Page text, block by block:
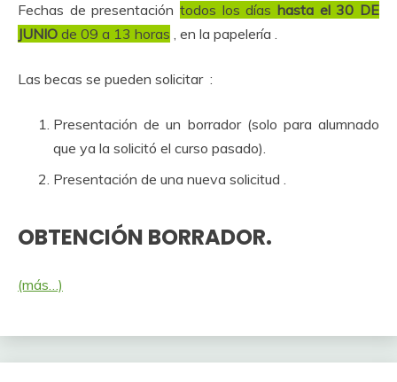
Fechas de presentación todos los días hasta el 30 DE
JUNIO de 09 a 13 horas , en la papelería .
Las becas se pueden solicitar :
Presentación de un borrador (solo para alumnado
que ya la solicitó el curso pasado).
Presentación de una nueva solicitud .
OBTENCIÓN BORRADOR.
(más…)